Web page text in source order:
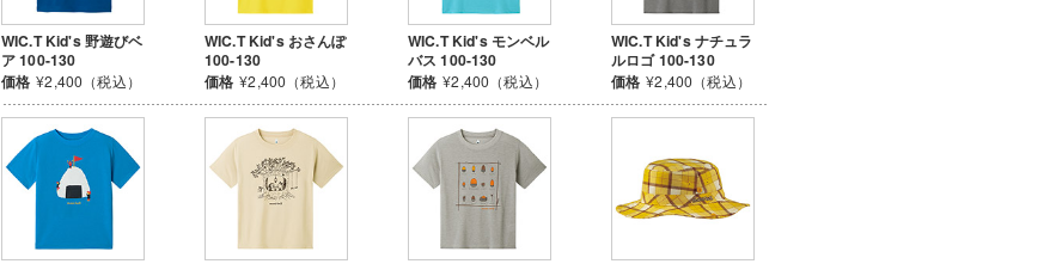
WIC.T Kid's 野遊びベ
ア 100-130
価格 ¥2,400（税込）
WIC.T Kid's おさんぽ
100-130
価格 ¥2,400（税込）
WIC.T Kid's モンベル
バス 100-130
価格 ¥2,400（税込）
WIC.T Kid's ナチュラ
ルロゴ 100-130
価格 ¥2,400（税込）